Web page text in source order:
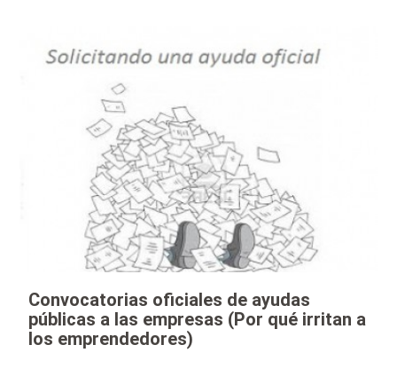
Convocatorias oficiales de ayudas
públicas a las empresas (Por qué irritan a
los emprendedores)